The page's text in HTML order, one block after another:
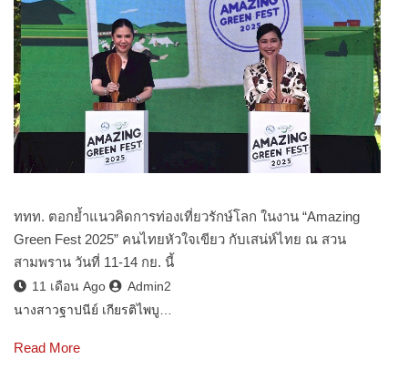
ททท. ตอกย้ำแนวคิดการท่องเที่ยวรักษ์โลก ในงาน “Amazing
Green Fest 2025” คนไทยหัวใจเขียว กับเสน่ห์ไทย ณ สวน
สามพราน วันที่ 11-14 กย. นี้
11 เดือน Ago
Admin2
นางสาวฐาปนีย์ เกียรติไพบู…
Read More